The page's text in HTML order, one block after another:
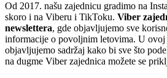
Od 2017. našu zajednicu gradimo na
skoro i na Viberu i TikToku. Viber
newslettera, gde objavljujemo sve
informacije o povoljnim letovima. U ovoj
objavljujemo sadržaj kako bi sve što
na dugme Viber zajednica možete se